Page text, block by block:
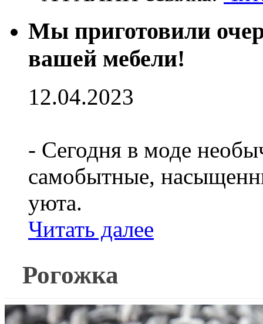
Мы приготовили
вашей мебели!
12.04.2023
- Сегодня в моде
самобытные,
уюта.
Читать далее
Рогожка